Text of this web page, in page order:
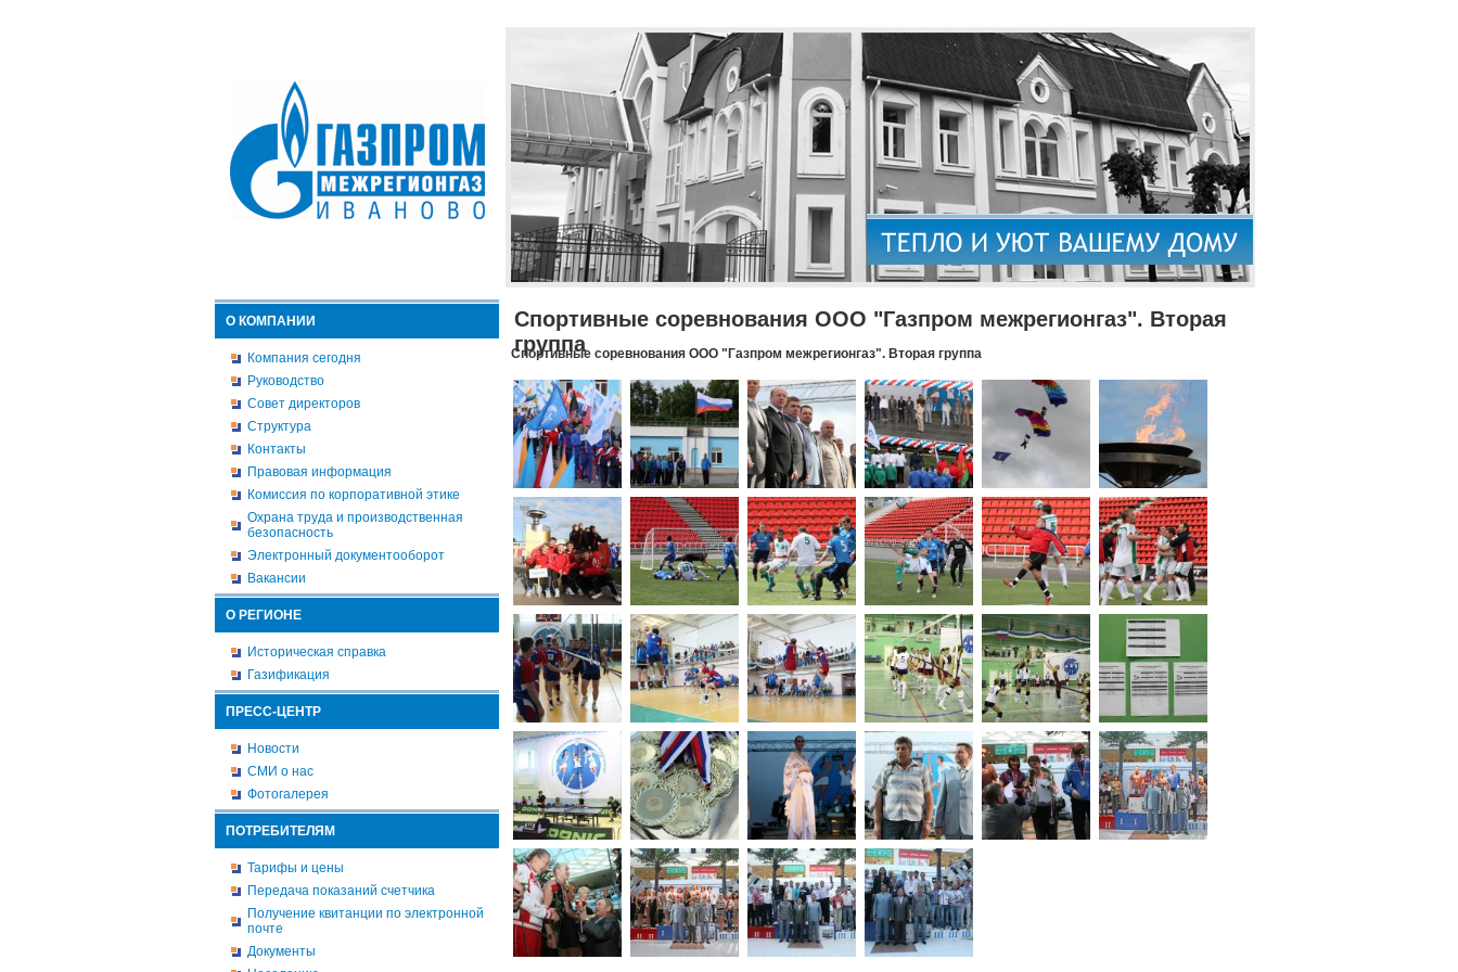
О КОМПАНИИ
Компания сегодня
Руководство
Совет директоров
Структура
Контакты
Правовая информация
Комиссия по корпоративной этике
Охрана труда и производственная
безопасность
Электронный документооборот
Вакансии
О РЕГИОНЕ
Историческая справка
Газификация
ПРЕСС-ЦЕНТР
Новости
СМИ о нас
Фотогалерея
ПОТРЕБИТЕЛЯМ
Тарифы и цены
Передача показаний счетчика
Получение квитанции по электронной
почте
Документы
Спортивные соревнования ООО "Газпром межрегионгаз". Вторая
группа
Спортивные соревнования ООО "Газпром межрегионгаз". Вторая группа